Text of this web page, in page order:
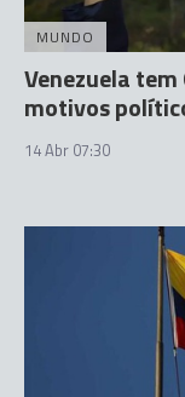
MUNDO
Venezuela
motivos
14 Abr 07:30